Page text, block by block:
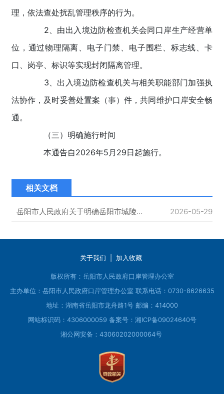
理，依法查处扰乱管理秩序的行为。
2、由出入境边防检查机关会同口岸生产经营单
位，通过物理隔离、电子门禁、电子围栏、标志线、卡
口、岗亭、标识等实现封闭隔离管理。
3、出入境边防检查机关与相关职能部门加强执
法协作，及时妥善处置案（事）件，共同维护口岸安全畅
通。
（三）明确施行时间
本通告自2026年5月29日起施行。
相关文档
岳阳市人民政府关于明确岳阳市城陵矶新港口岸限定区域范围及管理要求的通告 2026-05-29
关于我们 加入收藏
版权所有：岳阳市人民政府口岸管理办公室
主办单位：岳阳市人民政府口岸管理办公室 联系电话：0730-8626635
地址：湖南省岳阳市龙舟路1号 邮编：414000
网站标识码：4306000059 备案号： 湘ICP备09024640号
湘公网安备：43060202000064号